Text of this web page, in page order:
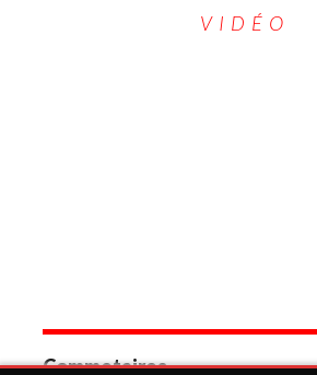
VIDÉO
Commetaires